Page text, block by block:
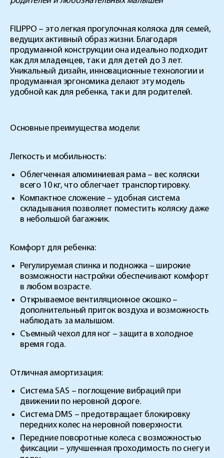
FILIPPO – этолегкая прогулочная коляска для семей,
ведущих активный образ жизни. Благодаря
продуманной конструкции она идеально подходит
как для младенцев, так и для детей до 3 лет.
Уникальный дизайн, инновационные технологии и
продуманная эргономика делают эту модель
удобной как для ребенка, так и для родителей.
Основные преимущества модели:
Легкость и мобильность:
Облегченная алюминиевая рама – вес коляски
всего 10 кг, что облегчает транспортировку.
Компактное сложение – удобная система
складывания позволяет поместить коляску даже
в небольшой багажник.
Комфорт для ребенка:
Регулируемая спинка и подножка – широкие
возможности настройки обеспечивают комфорт
в любом возрасте.
Открываемое вентиляционное окошко–
дополнительный приток воздуха и возможность
наблюдать за малышом.
Съемный чехол для ног– защита в холодное
время года.
Отличная амортизация:
Система SAS – поглощение вибраций при
движении по неровной дороге.
Система DMS – предотвращает блокировку
передних колес на неровной поверхности.
Передние поворотные колеса с возможностью
фиксации – улучшенная проходимость по снегу и